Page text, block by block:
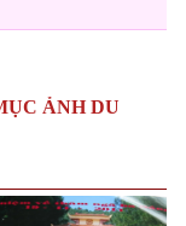
ẢNH DU